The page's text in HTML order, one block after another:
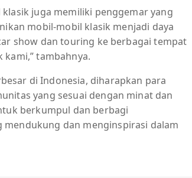
juga memiliki penggemar yang
mobil-mobil klasik menjadi daya
show dan touring ke berbagai tempat
tambahnya.
di Indonesia, diharapkan para
yang sesuai dengan minat dan
berkumpul dan berbagi
dan menginspirasi dalam